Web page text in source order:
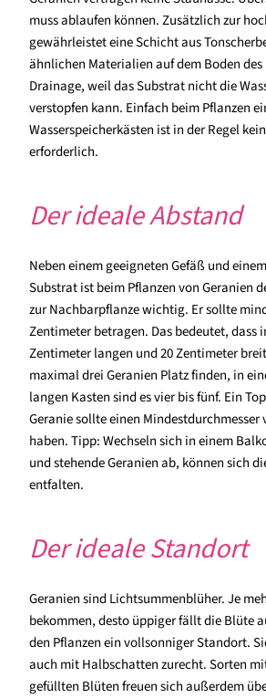
muss ablaufen können. Zusätzlich zur
gewährleistet eine Schicht aus
ähnlichen Materialien auf dem Boden
Drainage, weil das Substrat nicht die
verstopfen kann. Einfach beim Pflanzen
Wasserspeicherkästen ist in der Regel
erforderlich.
Der ideale Abstand
Neben einem geeigneten Gefäß und
Substrat ist beim Pflanzen von Geranien
zur Nachbarpflanze wichtig. Er sollte
Zentimeter betragen. Das bedeutet, dass
Zentimeter langen und 20 Zentimeter
maximal drei Geranien Platz finden, in
langen Kasten sind es vier bis fünf. Ein
Geranie sollte einen Mindestdurchmesser
haben. Tipp: Wechseln sich in einem
und stehende Geranien ab, können sich
entfalten.
Der ideale Standort
Geranien sind Lichtsummenblüher. Je
bekommen, desto üppiger fällt die Blüte
den Pflanzen ein vollsonniger Standort.
auch mit Halbschatten zurecht. Sorten
gefüllten Blüten freuen sich außerdem